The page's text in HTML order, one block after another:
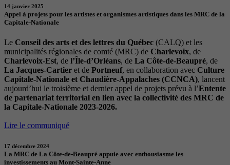
14 janvier 2025
Appel à projets pour les artistes et organismes artistiques dans les MRC de la
Capitale-Nationale
Le Conseil des arts et des lettres du Québec (CALQ) et les
municipalités régionales de comté (MRC) de Charlevoix, de
Charlevoix-Est, de l’Île-d’Orléans, de La Côte-de-Beaupré, de
La Jacques-Cartier et de Portneuf, en collaboration avec Culture
Capitale-Nationale et Chaudière-Appalaches (CCNCA), lancent
aujourd’hui le troisième et dernier appel de projets prévu à l’Entente
de partenariat territorial en lien avec la collectivité des MRC de
la Capitale-Nationale 2023-2026.
Lire le communiqué
17 décembre 2024
La MRC de La Côte-de-Beaupré appuie avec enthousiasme les
investissements au Mont-Sainte-Anne